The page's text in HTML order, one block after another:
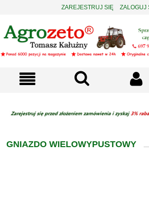
ZAREJESTRUJ SIĘ ZALOGUJ
GNIAZDO WIELOWYPUSTOWY